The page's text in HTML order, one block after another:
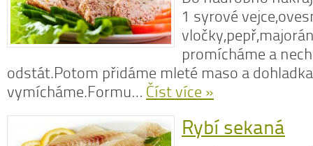
1 syrové
promícháme a
odstát.Potom přidáme mleté maso a
vymícháme.Formu… Číst více »
Rybí sekaná